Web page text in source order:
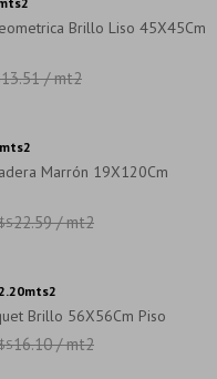
Brillo Liso 45X45Cm
13.51 / mt2
Marrón 19X120Cm
22.59 / mt2
Brillo 56X56Cm Piso
16.10 / mt2